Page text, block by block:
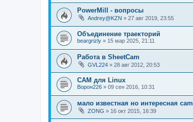
PowerMill - вопросы
Andrey@KZN » 27 авг 2019, 23:55
Объединение траекторий
beargrizly » 15 мар 2025, 21:11
Работа в SheetCam
GVL224 » 28 авг 2012, 20:53
CAM для Linux
Ворон226 » 09 сен 2016, 10:31
мало известная но интересная cam
ZONG » 16 окт 2015, 16:39